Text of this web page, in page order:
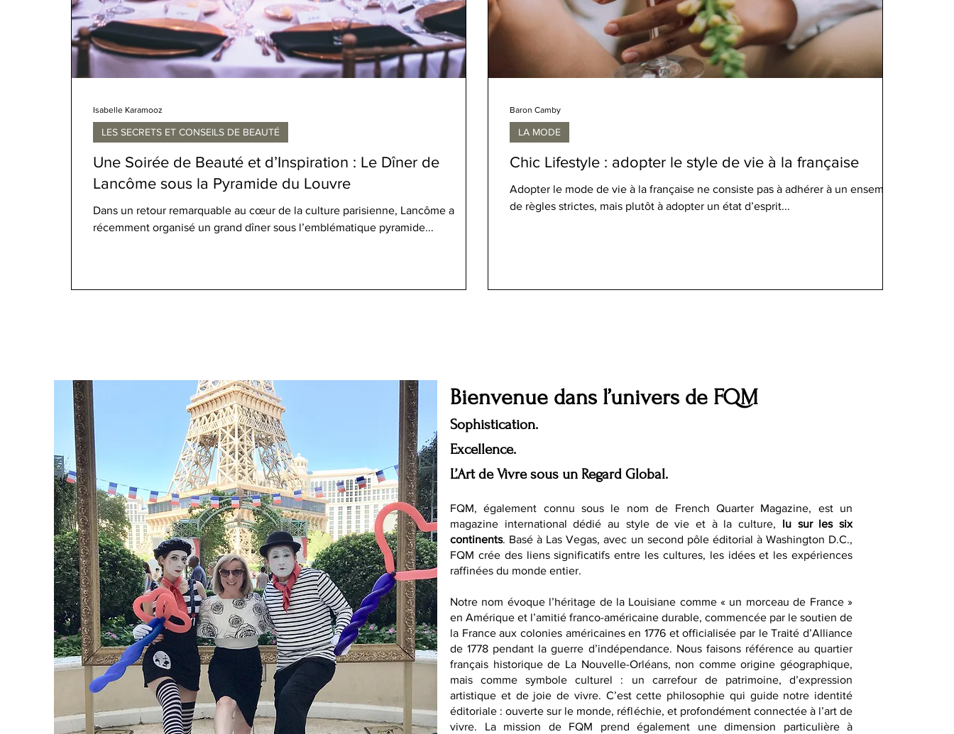
Une Soirée de Beauté et d’Inspiration : Le Dîner de
Lancôme sous la Pyramide du Louvre
Dans un retour remarquable au cœur de la culture parisienne, Lancôme a
récemment organisé un grand dîner sous l’emblématique pyramide...
LES SECRETS ET CONSEILS DE BEAUTÉ
Isabelle Karamooz
Chic Lifestyle : adopter le style de vie à la française
Adopter le mode de vie à la française ne consiste pas à adhérer à un ensemble
de règles strictes, mais plutôt à adopter un état d’esprit...
LA MODE
Baron Camby
Bienvenue dans l’univers de FQM
Sophistication.
Excellence.
L’Art de Vivre sous un Regard Global.
FQM, également connu sous le nom de French Quarter Magazine, est un
magazine international dédié au style de vie et à la culture, lu sur les six
continents. Basé à Las Vegas, avec un second pôle éditorial à Washington D.C.,
FQM crée des liens significatifs entre les cultures, les idées et les expériences
raffinées du monde entier.
Notre nom évoque l’héritage de la Louisiane comme « un morceau de France »
en Amérique et l’amitié franco-américaine durable, commencée par le soutien de
la France aux colonies américaines en 1776 et officialisée par le Traité d’Alliance
de 1778 pendant la guerre d’indépendance. Nous faisons référence au quartier
français historique de La Nouvelle-Orléans, non comme origine géographique,
mais comme symbole culturel : un carrefour de patrimoine, d’expression
artistique et de joie de vivre. C’est cette philosophie qui guide notre identité
éditoriale : ouverte sur le monde, réfléchie, et profondément connectée à l’art de
vivre. La mission de FQM prend également une dimension particulière à